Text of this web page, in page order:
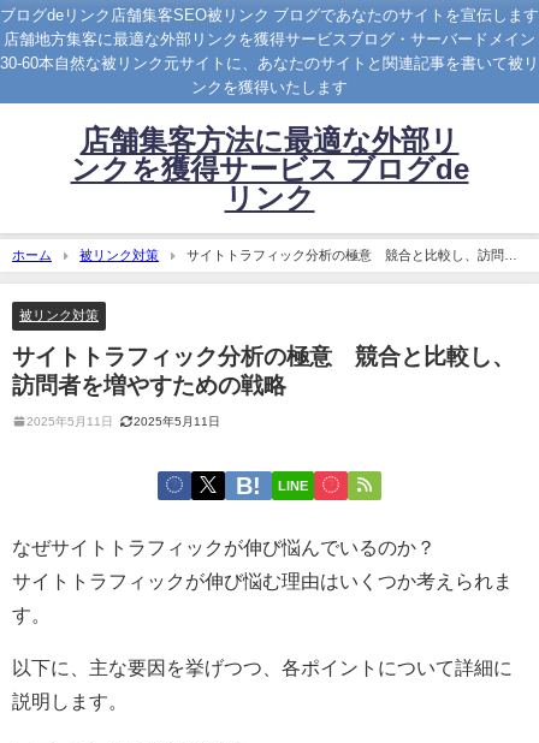
ブログdeリンク店舗集客SEO被リンク ブログであなたのサイトを宣伝します
店舗地方集客に最適な外部リンクを獲得サービスブログ・サーバードメイン
30-60本自然な被リンク元サイトに、あなたのサイトと関連記事を書いて被リ
ンクを獲得いたします
店舗集客方法に最適な外部リ
ンクを獲得サービス ブログde
リンク
ホーム 被リンク対策
サイトトラフィック分析の極意 競合と比較し、訪問者
を増やすための戦略
被リンク対策
サイトトラフィック分析の極意 競合と比較し、
訪問者を増やすための戦略
2025年5月11日 2025年5月11日
LINE
なぜサイトトラフィックが伸び悩んでいるのか？
サイトトラフィックが伸び悩む理由はいくつか考えられま
す。
以下に、主な要因を挙げつつ、各ポイントについて詳細に
説明します。